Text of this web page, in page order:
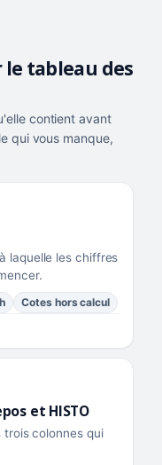
tableau des
contient avant
qui vous manque,
laquelle les chiffres
Cotes hors calcul
et HISTO
trois colonnes qui